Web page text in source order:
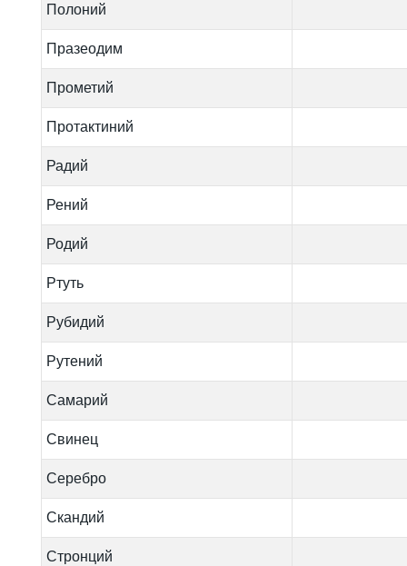
Полоний
Празеодим
Прометий
Протактиний
Радий
Рений
Родий
Ртуть
Рубидий
Рутений
Самарий
Свинец
Серебро
Скандий
Стронций